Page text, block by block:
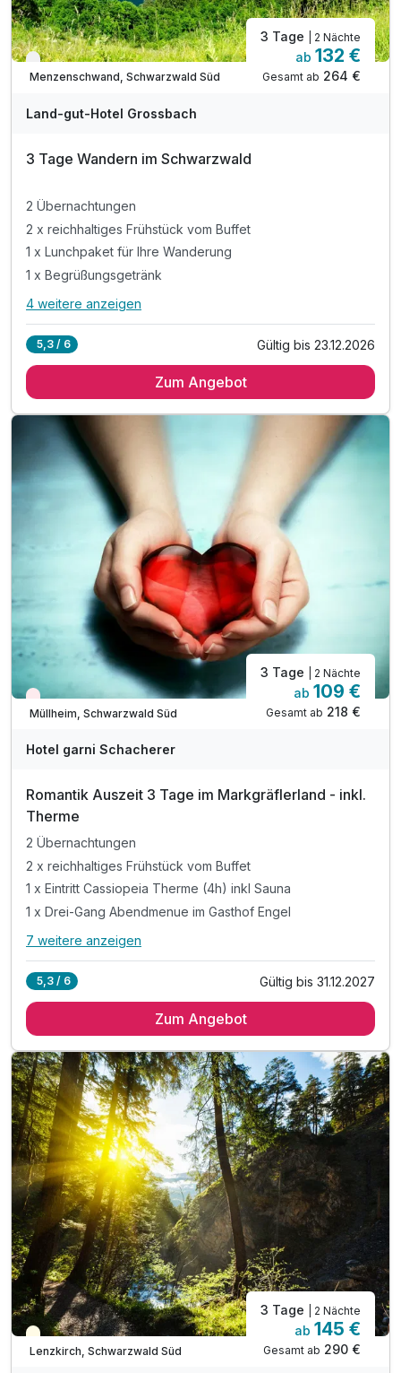
Verfügbar bis Dezember
Menzenschwand, Schwarzwald Süd
3 Tage | 2 Nächte
ab 132 €
Gesamt ab 264 €
Land-gut-Hotel Grossbach
3 Tage Wandern im Schwarzwald
2 Übernachtungen
2 x reichhaltiges Frühstück vom Buffet
1 x Lunchpaket für Ihre Wanderung
1 x Begrüßungsgetränk
Alle Inklusivleistungen
2 x reichhaltiges Frühstück vom Buffet
1 x Begrüßungsgetränk
inkl. Nutzung ÖPNV Konus Karte
inkl. 1 Flasche Mineralwasser
inkl. Parkplatz
4 weitere anzeigen
5,3 / 6 Gültig bis 23.12.2026
Zum Angebot
Wieder frei ab September
Müllheim, Schwarzwald Süd
3 Tage | 2 Nächte
ab 109 €
Gesamt ab 218 €
Hotel garni Schacherer
Romantik Auszeit 3 Tage im Markgräflerland - inkl.
Therme
2 Übernachtungen
2 x reichhaltiges Frühstück vom Buffet
1 x Eintritt Cassiopeia Therme (4h) inkl Sauna
1 x Drei-Gang Abendmenue im Gasthof Engel
Alle Inklusivleistungen
2 x reichhaltiges Frühstück vom Buffet
1 x Drei-Gang Abendmenue im Gasthof Engel
1 x Flasche Winzersekt
1 x Begrüßungsgetränk
inkl. KONUS-Gästekarte Nutzung ÖPNV
inkl. Fitnessraum Nutzung
inkl. 1 Flasche Wasser auf dem Zimmer
inkl. Parkplatz
inkl. WLAN
7 weitere anzeigen
5,3 / 6 Gültig bis 31.12.2027
Zum Angebot
Teilweise ausgelastet
Lenzkirch, Schwarzwald Süd
3 Tage | 2 Nächte
ab 145 €
Gesamt ab 290 €